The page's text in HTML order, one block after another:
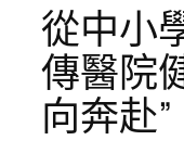
從中小
傳醫院
向奔赴”